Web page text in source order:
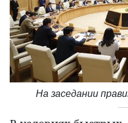
На заседании